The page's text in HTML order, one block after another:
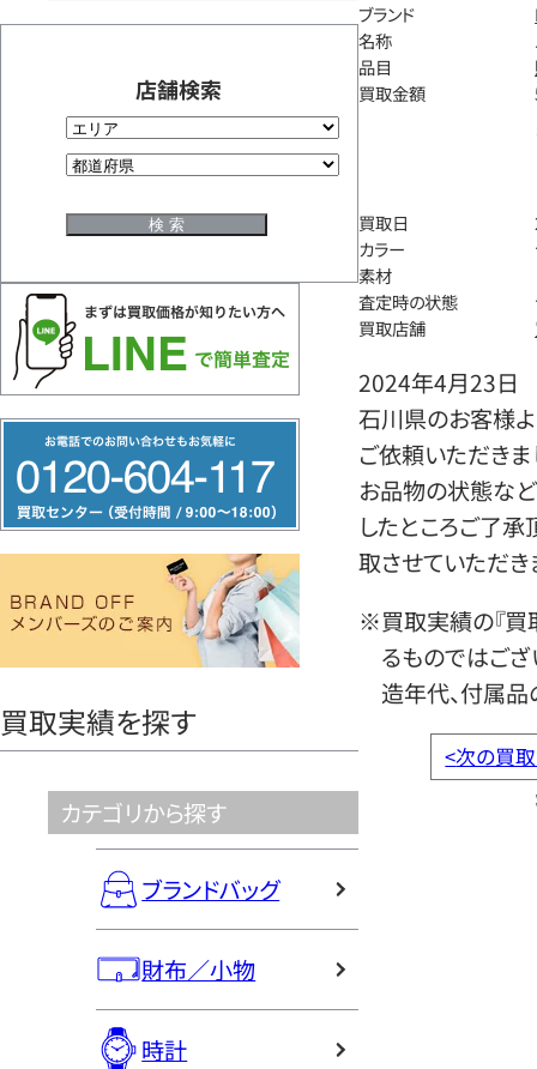
店舗検索
リ
ー
ヤ
買取実績を探す
カテゴリから探す
ブランドバッグ
財布／小物
時計
ブランド
名称
品目
買取金額
買取日
カラー
素材
査定時の状態
買取店舗
2024年4月23日
石川県のお客様
ご依頼いただきま
お品物の状態など
したところご了
取させていただき
※買取実績の『買
るものではござ
造年代、付属品
<次の買